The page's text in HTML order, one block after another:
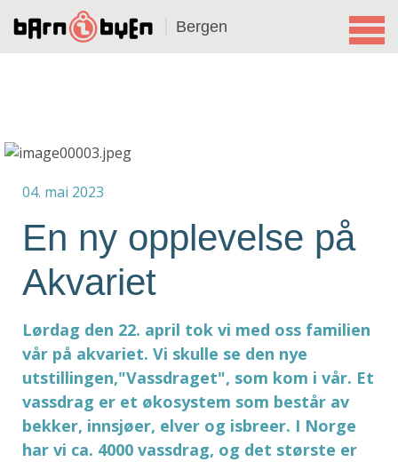
Bergen
04. mai 2023
En ny opplevelse på
Akvariet
Lørdag den 22. april tok vi med oss familien
vår på akvariet. Vi skulle se den nye
utstillingen,"Vassdraget", som kom i vår. Et
vassdrag er et økosystem som består av
bekker, innsjøer, elver og isbreer. I Norge
har vi ca. 4000 vassdrag, og det største er